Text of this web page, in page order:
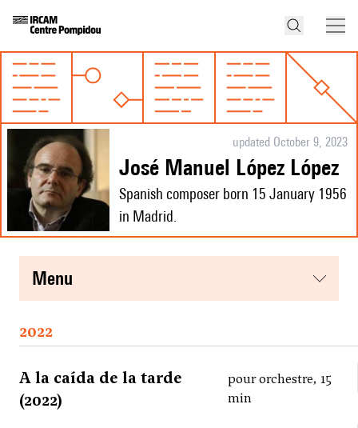
updated October 9, 2023
José Manuel López López
Spanish composer born 15 January 1956
in Madrid.
menu
2022
A la caída de la tarde
(2022)
pour orchestre, 15
min